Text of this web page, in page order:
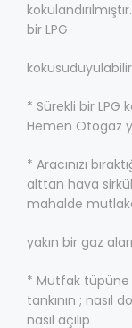
bir LPG
* Sürekli bir LPG
Hemen Otogaz
* Aracınızı
alttan hava
mahalde
yakın bir gaz
* Mutfak tüpüne
tankının ; nasıl
nasıl açılıp